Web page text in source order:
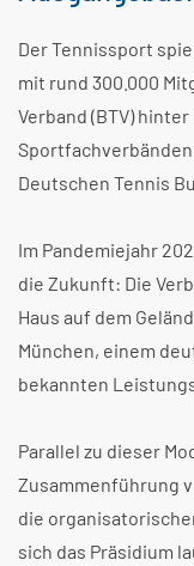
Der Tennissport
mit rund 300.000
Verband (BTV)
Deutschen Tennis
Im Pandemiejahr
die Zukunft: Die
Haus auf dem
München, einem
bekannten
Parallel zu dieser
Zusammenführung
die
sich das Präsidium